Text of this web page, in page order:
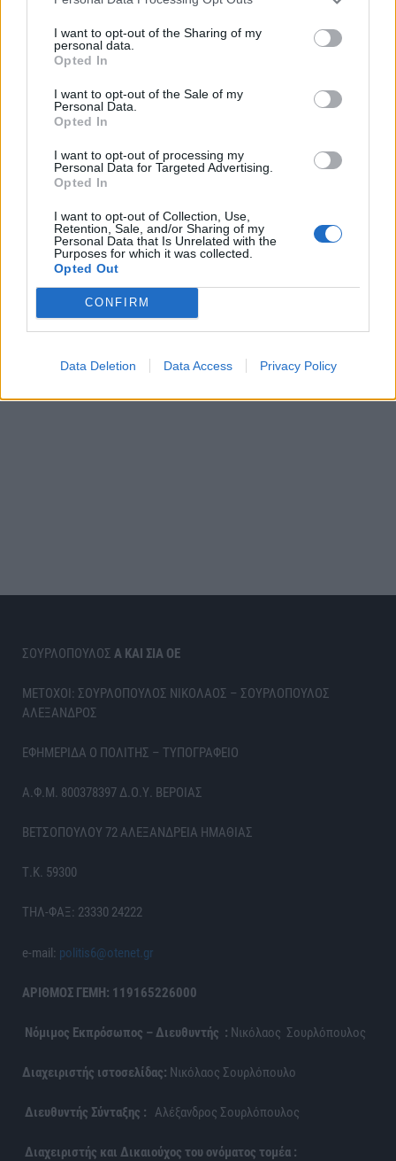
I want to opt-out of the Sharing of my
personal data.
Opted In
I want to opt-out of the Sale of my
Personal Data.
Opted In
I want to opt-out of processing my
Personal Data for Targeted Advertising.
Opted In
I want to opt-out of Collection, Use,
Retention, Sale, and/or Sharing of my
Personal Data that Is Unrelated with the
Purposes for which it was collected.
Opted Out
CONFIRM
Data Deletion Data Access Privacy Policy
ΣΟΥΡΛΟΠΟΥΛΟΣ Α ΚΑΙ ΣΙΑ ΟΕ
ΜΕΤΟΧΟΙ: ΣΟΥΡΛΟΠΟΥΛΟΣ ΝΙΚΟΛΑΟΣ – ΣΟΥΡΛΟΠΟΥΛΟΣ
ΑΛΕΞΑΝΔΡΟΣ
ΕΦΗΜΕΡΙΔΑ Ο ΠΟΛΙΤΗΣ – ΤΥΠΟΓΡΑΦΕΙΟ
Α.Φ.Μ. 800378397 Δ.Ο.Υ. ΒΕΡΟΙΑΣ
ΒΕΤΣΟΠΟΥΛΟΥ 72 ΑΛΕΞΑΝΔΡΕΙΑ ΗΜΑΘΙΑΣ
Τ.Κ. 59300
ΤΗΛ-ΦΑΞ: 23330 24222
e-mail: politis6@otenet.gr
ΑΡΙΘΜΟΣ ΓΕΜΗ: 119165226000
Νόμιμος Εκπρόσωπος – Διευθυντής : Νικόλαος Σουρλόπουλος
Διαχειριστής ιστοσελίδας: Νικόλαος Σουρλόπουλο
Διευθυντής Σύνταξης : Αλέξανδρος Σουρλόπουλος
Διαχειριστής και Δικαιούχος του ονόματος τομέα :